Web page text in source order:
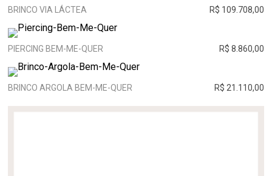
BRINCO VIA LÁCTEA R$ 109.708,00
PIERCING BEM-ME-QUER R$ 8.860,00
BRINCO ARGOLA BEM-ME-QUER R$ 21.110,00